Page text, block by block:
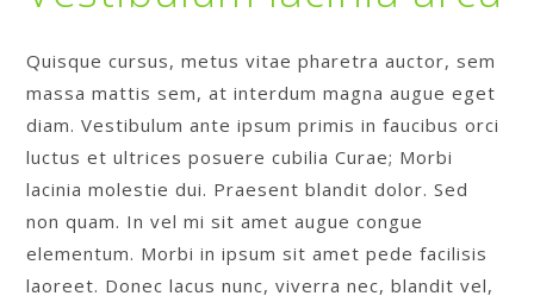
Quisque cursus, metus vitae pharetra auctor, sem
massa mattis sem, at interdum magna augue eget
diam. Vestibulum ante ipsum primis in faucibus orci
luctus et ultrices posuere cubilia Curae; Morbi
lacinia molestie dui. Praesent blandit dolor. Sed
non quam. In vel mi sit amet augue congue
elementum. Morbi in ipsum sit amet pede facilisis
laoreet. Donec lacus nunc, viverra nec, blandit vel,